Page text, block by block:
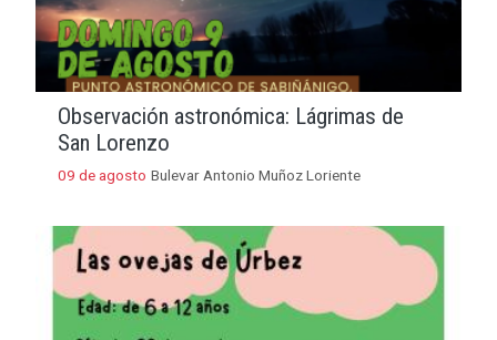
Observación astronómica: Lágrimas de
San Lorenzo
09 de agosto Bulevar Antonio Muñoz Loriente